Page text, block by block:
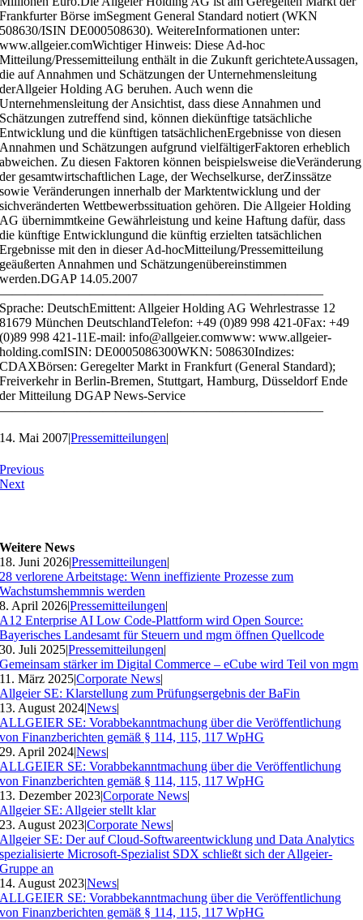
Frankfurter Börse imSegment General Standard notiert (WKN
508630/ISIN DE000508630). WeitereInformationen unter:
www.allgeier.comWichtiger Hinweis: Diese Ad-hoc
Mitteilung/Pressemitteilung enthält in die Zukunft gerichteteAussagen,
die auf Annahmen und Schätzungen der Unternehmensleitung
derAllgeier Holding AG beruhen. Auch wenn die
Unternehmensleitung der Ansichtist, dass diese Annahmen und
Schätzungen zutreffend sind, können diekünftige tatsächliche
Entwicklung und die künftigen tatsächlichenErgebnisse von diesen
Annahmen und Schätzungen aufgrund vielfältigerFaktoren erheblich
abweichen. Zu diesen Faktoren können beispielsweise dieVeränderung
der gesamtwirtschaftlichen Lage, der Wechselkurse, derZinssätze
sowie Veränderungen innerhalb der Marktentwicklung und der
sichveränderten Wettbewerbssituation gehören. Die Allgeier Holding
AG übernimmtkeine Gewährleistung und keine Haftung dafür, dass
die künftige Entwicklungund die künftig erzielten tatsächlichen
Ergebnisse mit den in dieser Ad-hocMitteilung/Pressemitteilung
geäußerten Annahmen und Schätzungenübereinstimmen
werden.DGAP 14.05.2007
—————————————————————————
Sprache: DeutschEmittent: Allgeier Holding AG Wehrlestrasse 12
81679 München DeutschlandTelefon: +49 (0)89 998 421-0Fax: +49
(0)89 998 421-11E-mail: info@allgeier.comwww: www.allgeier-
holding.comISIN: DE0005086300WKN: 508630Indizes:
CDAXBörsen: Geregelter Markt in Frankfurt (General Standard);
Freiverkehr in Berlin-Bremen, Stuttgart, Hamburg, Düsseldorf Ende
der Mitteilung DGAP News-Service
—————————————————————————
14. Mai 2007|Pressemitteilungen|
Previous
Next
Weitere News
18. Juni 2026|Pressemitteilungen|
28 verlorene Arbeitstage: Wenn ineffiziente Prozesse zum
Wachstumshemmnis werden
8. April 2026|Pressemitteilungen|
A12 Enterprise AI Low Code-Plattform wird Open Source:
Bayerisches Landesamt für Steuern und mgm öffnen Quellcode
30. Juli 2025|Pressemitteilungen|
Gemeinsam stärker im Digital Commerce – eCube wird Teil von mgm
11. März 2025|Corporate News|
Allgeier SE: Klarstellung zum Prüfungsergebnis der BaFin
13. August 2024|News|
ALLGEIER SE: Vorabbekanntmachung über die Veröffentlichung
von Finanzberichten gemäß § 114, 115, 117 WpHG
29. April 2024|News|
ALLGEIER SE: Vorabbekanntmachung über die Veröffentlichung
von Finanzberichten gemäß § 114, 115, 117 WpHG
13. Dezember 2023|Corporate News|
Allgeier SE: Allgeier stellt klar
23. August 2023|Corporate News|
Allgeier SE: Der auf Cloud-Softwareentwicklung und Data Analytics
spezialisierte Microsoft-Spezialist SDX schließt sich der Allgeier-
Gruppe an
14. August 2023|News|
ALLGEIER SE: Vorabbekanntmachung über die Veröffentlichung
von Finanzberichten gemäß § 114, 115, 117 WpHG